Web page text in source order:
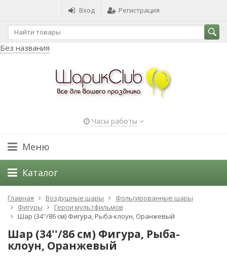
Вход Регистрация
Без названия
Часы работы
Меню
Каталог
Главная Воздушные шары
Фольгированные шары
Фигуры
Герои мультфильмов
Шар (34''/86 см) Фигура, Рыба-клоун, Оранжевый
Шар (34''/86 см) Фигура, Рыба-
клоун, Оранжевый